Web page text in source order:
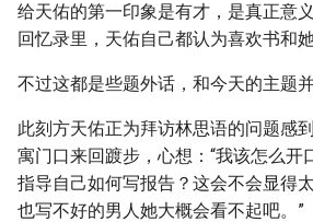
给天佑的第一印象是有才，是真正意
回忆录里，天佑自己都认为喜欢书和
不过这都是些题外话，和今天的主题
此刻方天佑正为拜访林思语的问题感
寓门口来回踱步，心想：“我该怎么开
指导自己如何写报告？这会不会显得
也写不好的男人她大概会看不起吧。”